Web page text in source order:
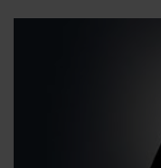
Noticia Triste: Prof.